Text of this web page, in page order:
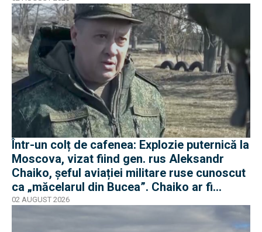
Într-un colț de cafenea: Explozie puternică la
Moscova, vizat fiind gen. rus Aleksandr
Chaiko, șeful aviației militare ruse cunoscut
ca „măcelarul din Bucea”. Chaiko ar fi
supraviețuit
02 AUGUST 2026